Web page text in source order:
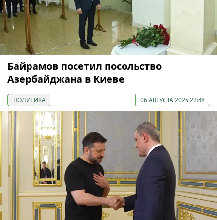
Байрамов посетил посольство
Азербайджана в Киеве
ПОЛИТИКА 06 АВГУСТА 2026 22:48